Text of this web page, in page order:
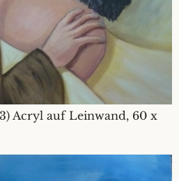
Acryl auf Leinwand, 60 x